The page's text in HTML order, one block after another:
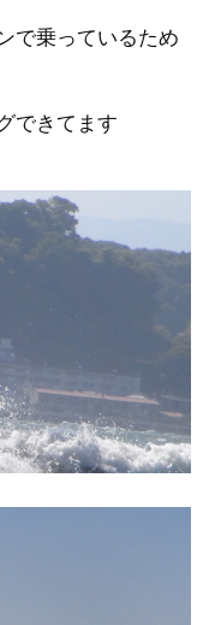
で乗っているため
できてます